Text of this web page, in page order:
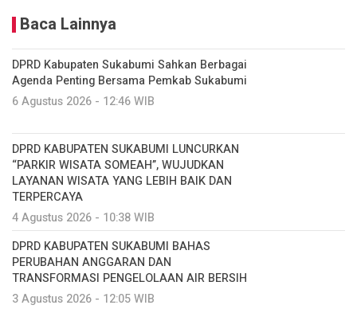
Baca Lainnya
DPRD Kabupaten Sukabumi Sahkan Berbagai
Agenda Penting Bersama Pemkab Sukabumi
6 Agustus 2026 - 12:46 WIB
DPRD KABUPATEN SUKABUMI LUNCURKAN
“PARKIR WISATA SOMEAH”, WUJUDKAN
LAYANAN WISATA YANG LEBIH BAIK DAN
TERPERCAYA
4 Agustus 2026 - 10:38 WIB
DPRD KABUPATEN SUKABUMI BAHAS
PERUBAHAN ANGGARAN DAN
TRANSFORMASI PENGELOLAAN AIR BERSIH
3 Agustus 2026 - 12:05 WIB